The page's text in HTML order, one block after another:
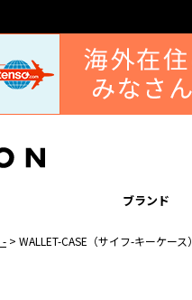
ブランド
- WALLET-CASE（サイフ-キーケース）